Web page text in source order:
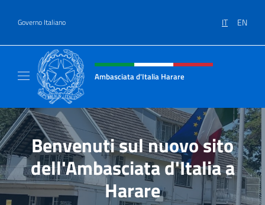
Governo Italiano IT EN
Intestazione sito, social e menù
Ambasciata d'Italia Harare
Benvenuti sul nuovo sito
dell'Ambasciata d'Italia a
Harare